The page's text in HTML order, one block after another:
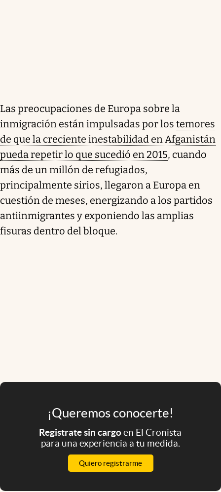
Las preocupaciones de Europa sobre la
inmigración están impulsadas por los temores
de que la creciente inestabilidad en Afganistán
pueda repetir lo que sucedió en 2015, cuando
más de un millón de refugiados,
principalmente sirios, llegaron a Europa en
cuestión de meses, energizando a los partidos
antiinmigrantes y exponiendo las amplias
fisuras dentro del bloque.
¡Queremos conocerte!
Registrate sin cargoen El Cronista
para una experiencia a tu medida.
Quiero registrarme